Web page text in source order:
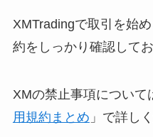
XMTradingで取引を始
約をしっかり確認して
XMの禁止事項について
用規約まとめ 」で詳し